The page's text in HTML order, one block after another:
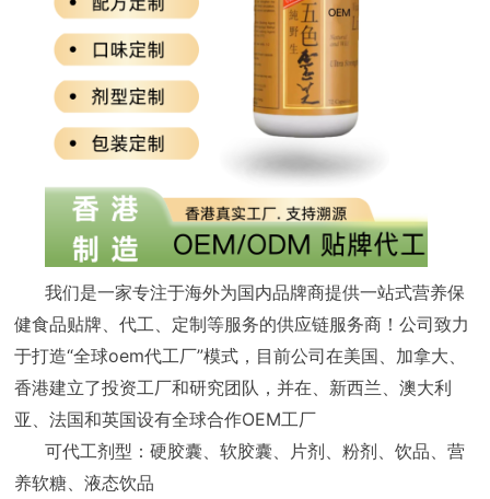
我们是一家专注于海外为国内品牌商提供一站式营养保
健食品贴牌、代工、定制等服务的供应链服务商！公司致力
于打造“全球oem代工厂”模式，目前公司在美国、加拿大、
香港建立了投资工厂和研究团队，并在、新西兰、澳大利
亚、法国和英国设有全球合作OEM工厂
可代工剂型：硬胶囊、软胶囊、片剂、粉剂、饮品、营
养软糖、液态饮品